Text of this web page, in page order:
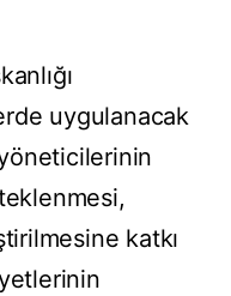
uygulanacak
katkı